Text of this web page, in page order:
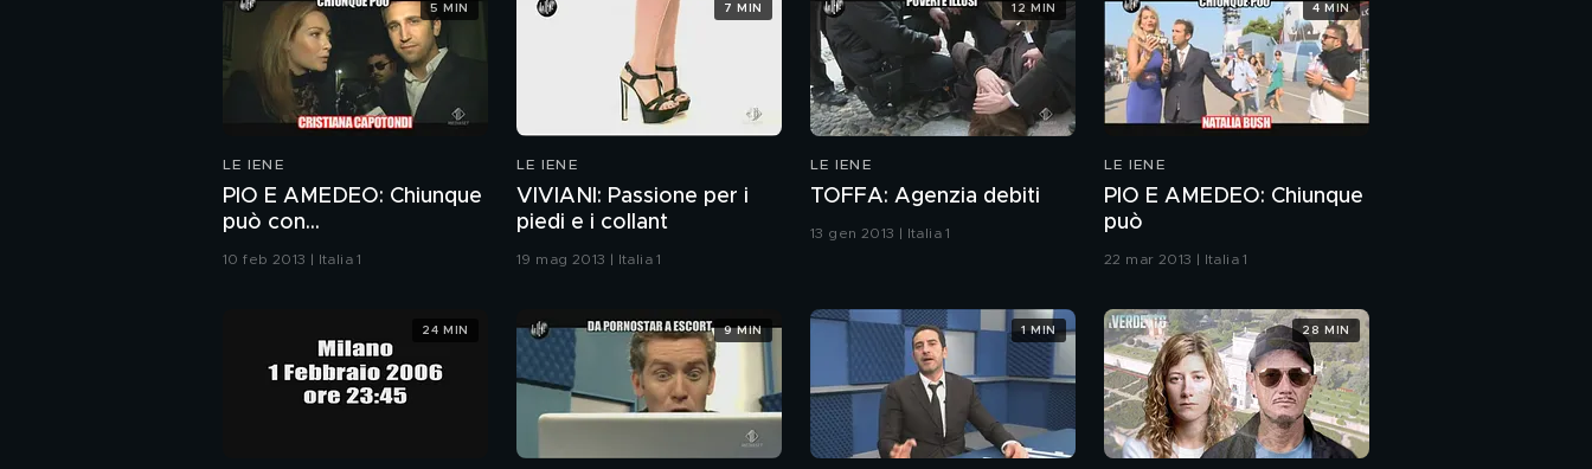
LE IENE
PIO E AMEDEO: Chiunque
può con...
10 feb 2013 | Italia 1
5 MIN
LE IENE
VIVIANI: Passione per i
piedi e i collant
19 mag 2013 | Italia 1
7 MIN
LE IENE
TOFFA: Agenzia debiti
13 gen 2013 | Italia 1
12 MIN
LE IENE
PIO E AMEDEO: Chiunque
può
22 mar 2013 | Italia 1
4 MIN
24 MIN 9 MIN 1 MIN 28 MIN